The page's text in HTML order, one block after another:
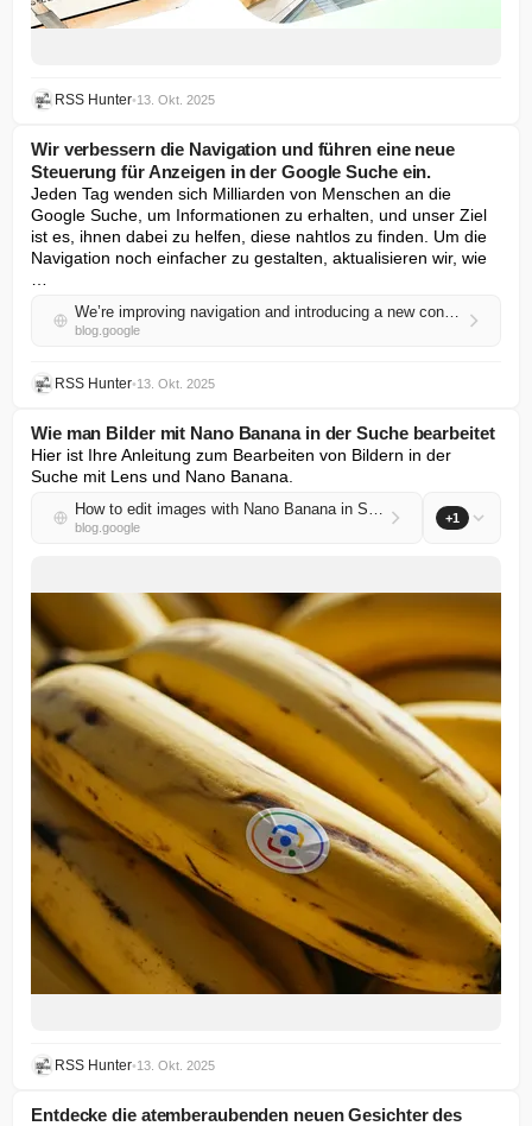
RSS Hunter•13. Okt. 2025
Wir verbessern die Navigation und führen eine neue
Steuerung für Anzeigen in der Google Suche ein.
Jeden Tag wenden sich Milliarden von Menschen an die
Google Suche, um Informationen zu erhalten, und unser Ziel
ist es, ihnen dabei zu helfen, diese nahtlos zu finden. Um die
Navigation noch einfacher zu gestalten, aktualisieren wir, wie
We’re improving navigation and introducing a new control for ads on Google Search.
blog.google
RSS Hunter•13. Okt. 2025
Wie man Bilder mit Nano Banana in der Suche bearbeitet
Hier ist Ihre Anleitung zum Bearbeiten von Bildern in der
Suche mit Lens und Nano Banana.
How to edit images with Nano Banana in Search
blog.google
+1
RSS Hunter•13. Okt. 2025
Entdecke die atemberaubenden neuen Gesichter des